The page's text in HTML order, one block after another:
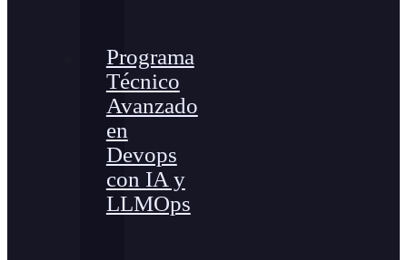
Programa
Técnico
Avanzado
en
Devops
con IA y
LLMOps